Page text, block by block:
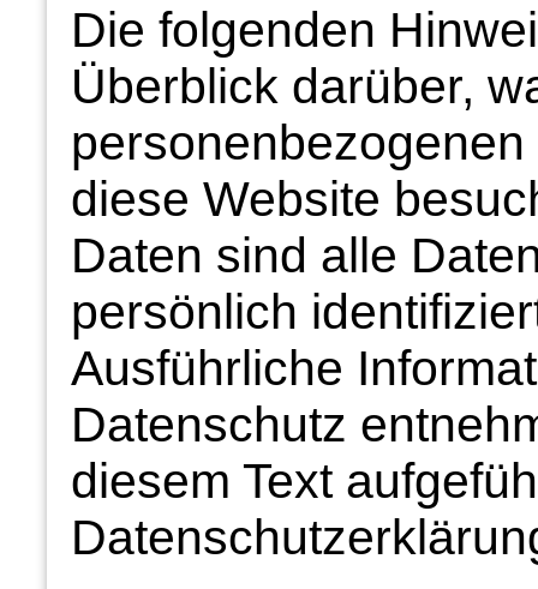
Die folgenden
Überblick darüber,
diese Website
Daten sind alle
persönlich
Ausführliche
Datenschutz
diesem Text